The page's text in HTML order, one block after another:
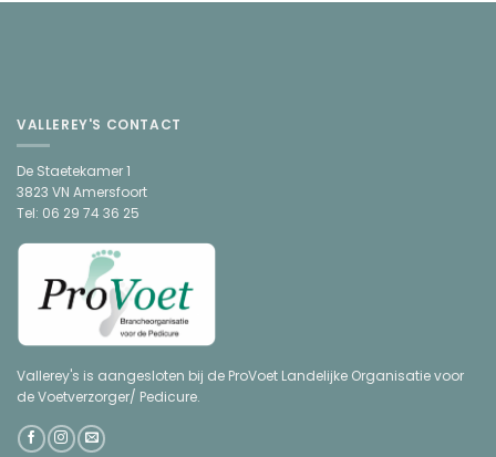
VALLEREY'S CONTACT
De Staetekamer 1
3823 VN Amersfoort
Tel: 06 29 74 36 25
Vallerey's is aangesloten bij de ProVoet Landelijke Organisatie voor
de Voetverzorger/ Pedicure.